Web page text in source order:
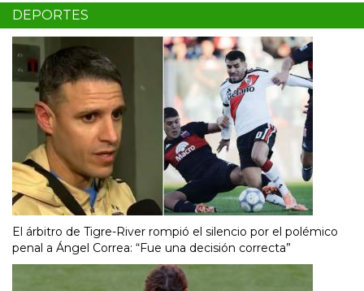
DEPORTES
El árbitro de Tigre-River rompió el silencio por el polémico
penal a Ángel Correa: “Fue una decisión correcta”